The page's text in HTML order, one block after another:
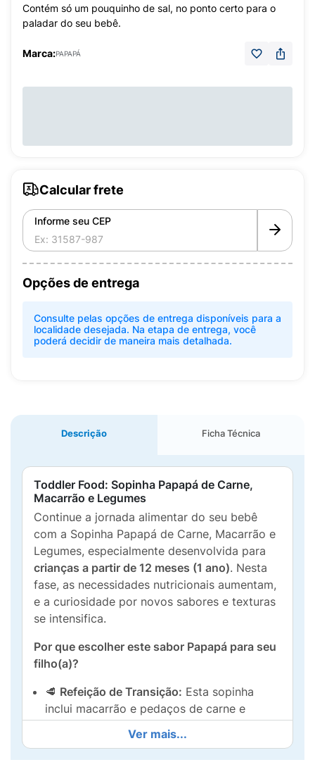
Contém só um pouquinho de sal, no ponto certo para o
paladar do seu bebê.
Marca:PAPAPÁ
Calcular frete
Informe seu CEP
Opções de entrega
Consulte pelas opções de entrega disponíveis para a
localidade desejada. Na etapa de entrega, você
poderá decidir de maneira mais detalhada.
Descrição Ficha Técnica
Toddler Food: Sopinha Papapá de Carne,
Macarrão e Legumes
Continue a jornada alimentar do seu bebê
com a Sopinha Papapá de Carne, Macarrão e
Legumes, especialmente desenvolvida para
crianças a partir de 12 meses (1 ano). Nesta
fase, as necessidades nutricionais aumentam,
e a curiosidade por novos sabores e texturas
se intensifica.
Por que escolher este sabor Papapá para seu
filho(a)?
🥩 Refeição de Transição: Esta sopinha
inclui macarrão e pedaços de carne e
legumes maiores, incentivando a criança a
explorar e praticar a mastigação,
preparando-a para a alimentação familiar.
Ver mais...